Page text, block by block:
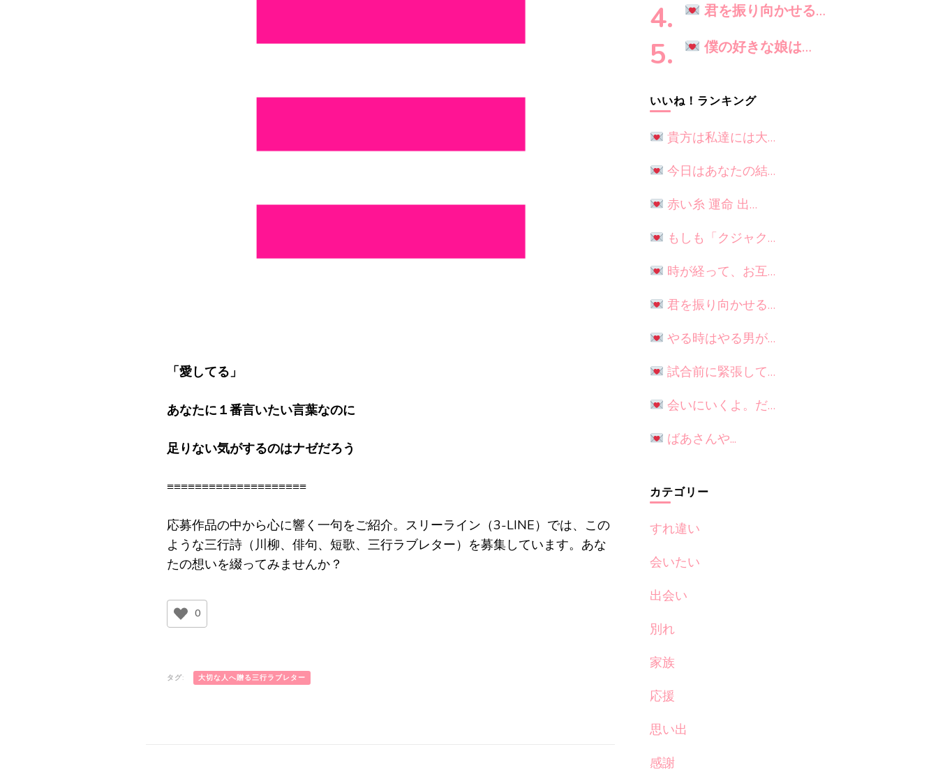
「愛してる」
あなたに１番言いたい言葉なのに
足りない気がするのはナゼだろう
≡≡≡≡≡≡≡≡≡≡≡≡≡≡≡≡≡≡≡≡
応募作品の中から心に響く一句をご紹介。スリーライン（3-LINE）では、この
ような三行詩（川柳、俳句、短歌、三行ラブレター）を募集しています。あな
たの想いを綴ってみませんか？
0
タグ: 大切な人へ贈る三行ラブレター
君を振り向かせる…
僕の好きな娘は…
いいね！ランキング
貴方は私達には大…
今日はあなたの結…
赤い糸 運命 出…
もしも「クジャク…
時が経って、お互…
君を振り向かせる…
やる時はやる男が…
試合前に緊張して…
会いにいくよ。だ…
ばあさんや...
カテゴリー
すれ違い
会いたい
出会い
別れ
家族
応援
思い出
感謝